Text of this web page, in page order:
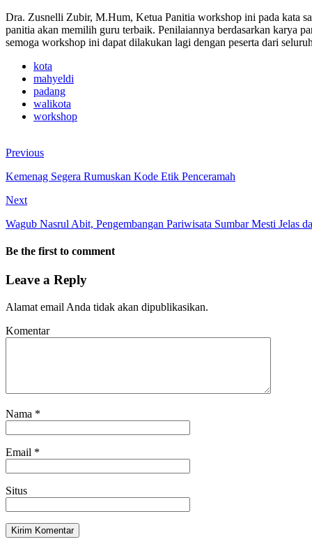
Dra. Zusnelli Zubir, M.Hum, Ketua Panitia workshop ini pada kata
panitia akan memilih guru terbaik. Penilaiannya berdasarkan karya
semoga workshop ini dapat dilakukan lagi dengan peserta dari
kota
mahyeldi
padang
walikota
workshop
Previous
Kemenag Segera Rumuskan Kode Etik Penceramah
Next
Wagub Nasrul Abit, Pengembangan Pariwisata Sumbar Mesti Jelas
Be the first to comment
Leave a Reply
Alamat email Anda tidak akan dipublikasikan.
Komentar
Nama *
Email *
Situs